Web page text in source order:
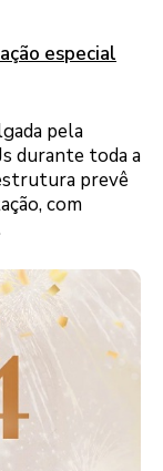
especial
pela
durante toda a
prevê
com